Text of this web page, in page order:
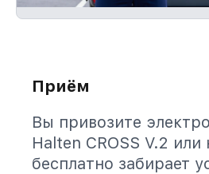
Приём
Вы привозите
Halten CROSS V.2 или
бесплатно забирает